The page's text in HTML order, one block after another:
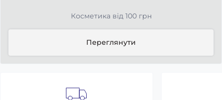
Косметика від 100 грн
Переглянути